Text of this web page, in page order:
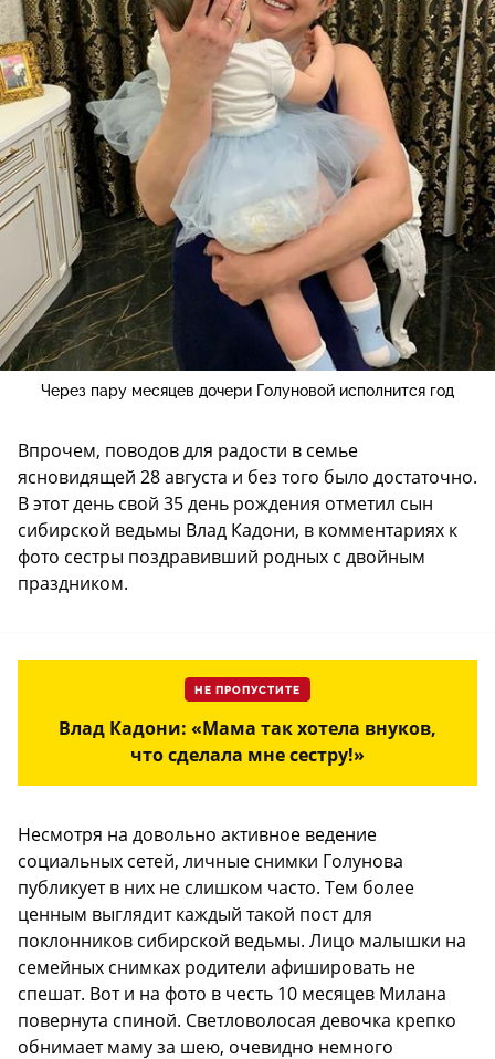
Через пару месяцев дочери Голуновой исполнится год
Впрочем, поводов для радости в семье
ясновидящей 28 августа и без того было достаточно.
В этот день свой 35 день рождения отметил сын
сибирской ведьмы Влад Кадони, в комментариях к
фото сестры поздравивший родных с двойным
праздником.
НЕ ПРОПУСТИТЕ
Влад Кадони: «Мама так хотела внуков,
что сделала мне сестру!»
Несмотря на довольно активное ведение
социальных сетей, личные снимки Голунова
публикует в них не слишком часто. Тем более
ценным выглядит каждый такой пост для
поклонников сибирской ведьмы. Лицо малышки на
семейных снимках родители афишировать не
спешат. Вот и на фото в честь 10 месяцев Милана
повернута спиной. Светловолосая девочка крепко
обнимает маму за шею, очевидно немного